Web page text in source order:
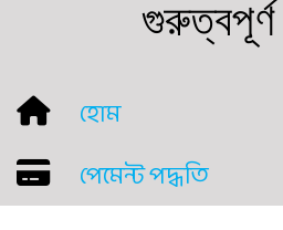
গুরুত্বপূর্ণ
হোম
পেমেন্ট পদ্ধতি